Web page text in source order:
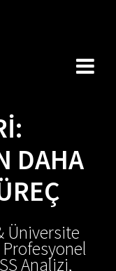
DAHA
Üniversite
Profesyonel
Analizi,